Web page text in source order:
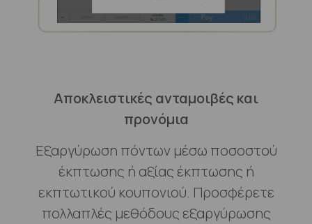
Αποκλειστικές ανταμοιβές και
προνόμια
Εξαργύρωση πόντων μέσω ποσοστού
έκπτωσης ή αξίας έκπτωσης ή
εκπτωτικού κουπονιού. Προσφέρετε
πολλαπλές μεθόδους εξαργύρωσης